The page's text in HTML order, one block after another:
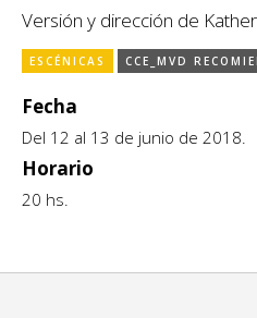
CCE en el interior/libros
Espacio itinerante de
Exposiciones
Formación
Género y Diversidad
Infantil y Juvenil
Versión y dirección de
ESCÉNICAS CCE_MVD
Fecha
Del 12 al 13 de junio de 2018.
Horario
20 hs.